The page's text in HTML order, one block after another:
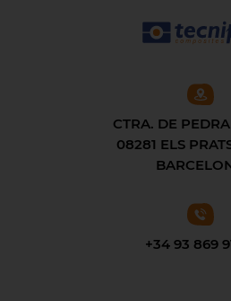
CTRA. DE
08281 ELS
+34 93 869